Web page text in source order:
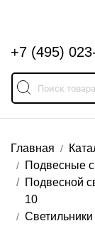
+7 (495)
Главная
Подвесные
Подвесной
10
Светильники